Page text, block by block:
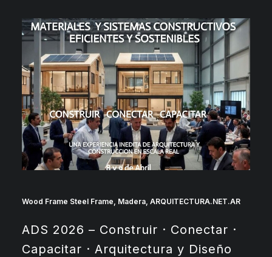
Wood Frame Steel Frame Madera ARQUITECTURA.NET.AR
ADS 2026 – Construir · Conectar ·
Capacitar · Arquitectura y Diseño